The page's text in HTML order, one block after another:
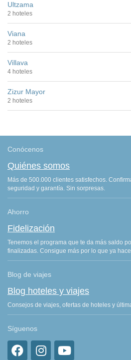
Ultzama
2 hoteles
Viana
2 hoteles
Villava
4 hoteles
Zizur Mayor
2 hoteles
Conócenos
Quiénes somos
Más de 500.000 clientes satisfechos.
seguridad y garantía. Sin sorpresas.
Ahorro
Fidelización
Tenemos el programa que te da más saldo
finalizadas. Consigue más por lo que ya
Blog de viajes
Blog hoteles y viajes
Consejos de viajes, ofertas de hoteles y
Síguenos